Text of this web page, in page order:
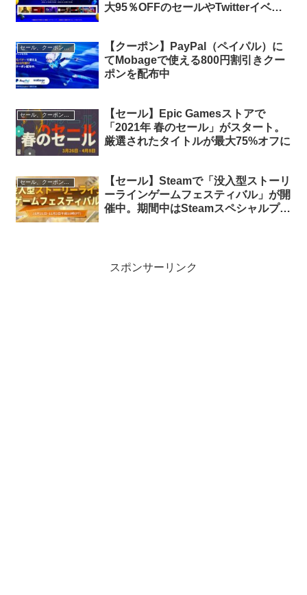
大95％OFFのセールやTwitterイベン
セール、クーポン、ポイント
【クーポン】PayPal（ペイパル）に
てMobageで使える800円割引きクー
ポンを配布中
セール、クーポン、ポイント
【セール】Epic Gamesストアで
「2021年 春のセール」がスタート。
厳選されたタイトルが最大75%オフに
セール、クーポン、ポイント
【セール】Steamで「没入型ストーリ
ーラインゲームフェスティバル」が開
催中。期間中はSteamスペシャルプロ
スポンサーリンク